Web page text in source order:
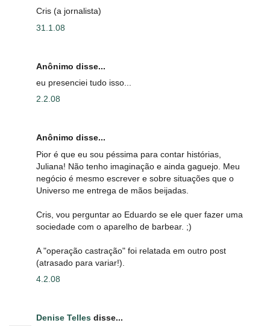
Cris (a jornalista)
31.1.08
Anônimo disse...
eu presenciei tudo isso...
2.2.08
Anônimo disse...
Pior é que eu sou péssima para contar histórias,
Juliana! Não tenho imaginação e ainda gaguejo. Meu
negócio é mesmo escrever e sobre situações que o
Universo me entrega de mãos beijadas.
Cris, vou perguntar ao Eduardo se ele quer fazer uma
sociedade com o aparelho de barbear. ;)
A "operação castração" foi relatada em outro post
(atrasado para variar!).
4.2.08
Denise Telles disse...